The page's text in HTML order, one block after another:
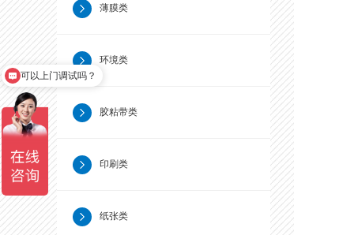
薄膜类
环境类
胶粘带类
印刷类
纸张类
产品报价